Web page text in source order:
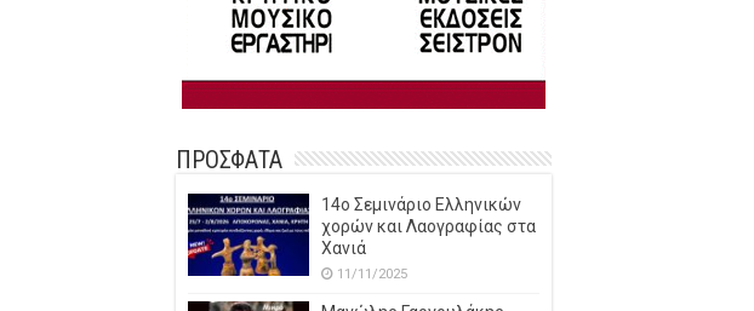
ΠΡΟΣΦΑΤΑ
14o Σεμινάριο Ελληνικών
χορών και Λαογραφίας στα
Χανιά
11/11/2025